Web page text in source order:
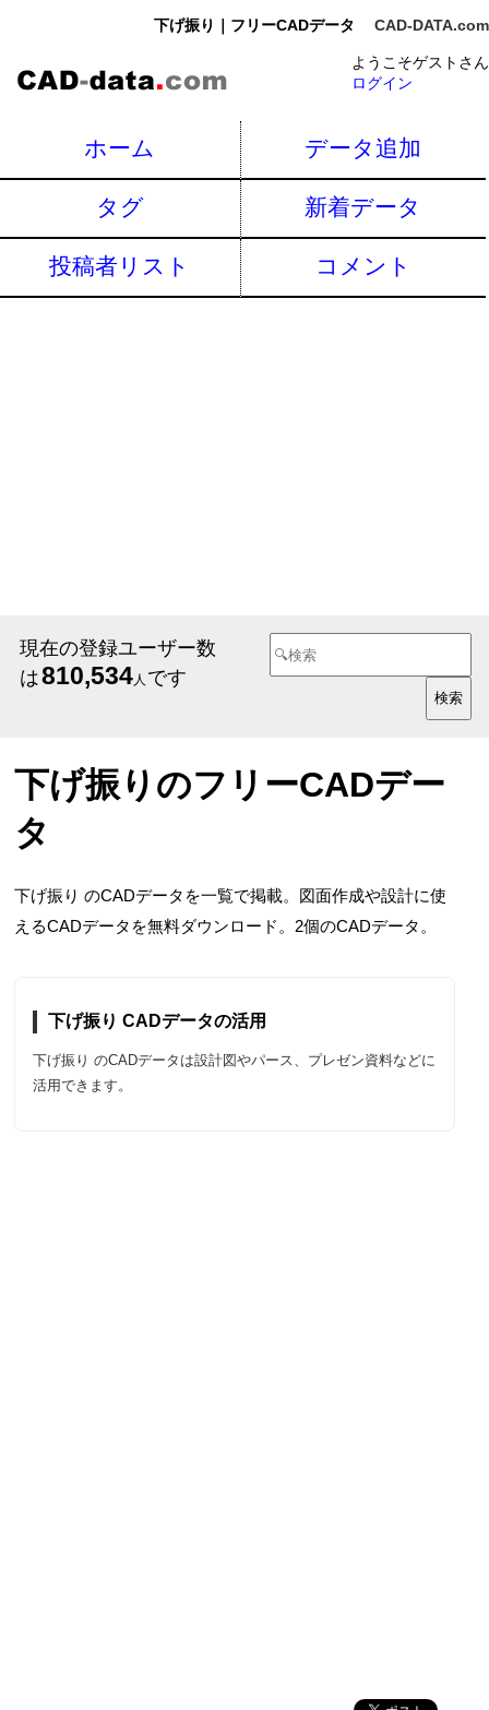
下げ振り｜フリーCADデータ CAD-DATA.com
ようこそゲストさん
ログイン
ホーム データ追加
タグ 新着データ
投稿者リスト コメント
現在の登録ユーザー数
は810,534人 です
下げ振りのフリーCADデー
タ
下げ振り のCADデータを一覧で掲載。図面作成や設計に使
えるCADデータを無料ダウンロード。2個のCADデータ。
下げ振り CADデータの活用
下げ振り のCADデータは設計図やパース、プレゼン資料などに
活用できます。